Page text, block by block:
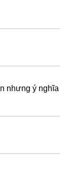
nhưng ý nghĩa